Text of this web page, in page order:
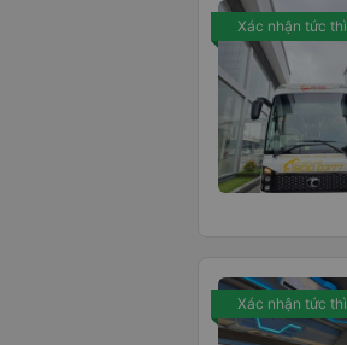
Xác nhận tức thì
Xác nhận tức thì